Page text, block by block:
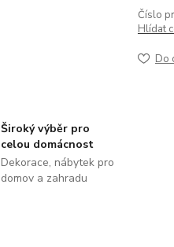
Číslo
Hlídat
Do
Široký výběr pro
celou domácnost
Dekorace, nábytek pro
domov a zahradu